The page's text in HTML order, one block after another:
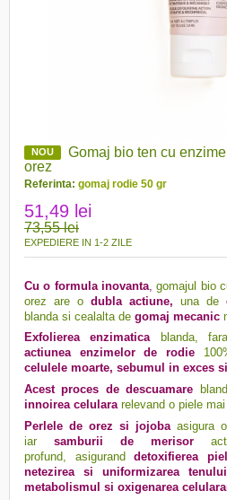
NOU
Gomaj bio ten cu
orez
Referinta: gomaj rodie 50 gr
51,49 lei
73,55 lei
EXPEDIERE IN 1-2 ZILE
Cu o formula inovanta gomajul bio
orez are o dubla actiune, una de
blanda si cealalta de gomaj mecanic
Exfolierea enzimatica
blanda,
actiunea enzimelor de rodie
celulele moarte, sebumul in exces
Acest proces de descuamare
innoirea celulara relevand o piele
Perlele de orez si jojoba asigura
iar
samburii de merisor
profund, asiguranddetoxifierea
netezirea si uniformizarea tenului
metabolismul si oxigenarea